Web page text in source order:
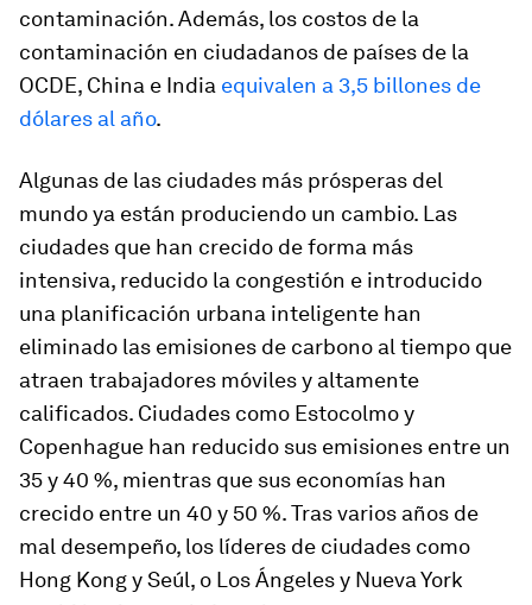
contaminación. Además, los costos de la
contaminación en ciudadanos de países de la
OCDE, China e India equivalen a 3,5 billones de
dólares al año.
Algunas de las ciudades más prósperas del
mundo ya están produciendo un cambio. Las
ciudades que han crecido de forma más
intensiva, reducido la congestión e introducido
una planificación urbana inteligente han
eliminado las emisiones de carbono al tiempo que
atraen trabajadores móviles y altamente
calificados. Ciudades como Estocolmo y
Copenhague han reducido sus emisiones entre un
35 y 40 %, mientras que sus economías han
crecido entre un 40 y 50 %. Tras varios años de
mal desempeño, los líderes de ciudades como
Hong Kong y Seúl, o Los Ángeles y Nueva York